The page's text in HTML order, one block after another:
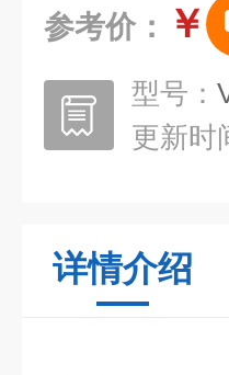
参考价： ￥
型号：
更新时
详情介绍